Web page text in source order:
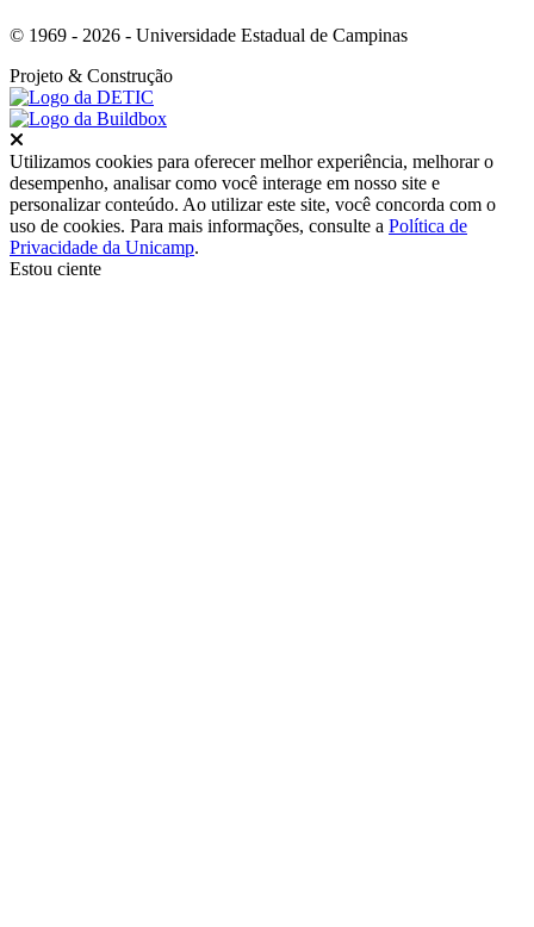
© 1969 - 2026 - Universidade Estadual de Campinas
Projeto & Construção
Utilizamos cookies para oferecer melhor experiência, melhorar o
desempenho, analisar como você interage em nosso site e
personalizar conteúdo. Ao utilizar este site, você concorda com o
uso de cookies. Para mais informações, consulte a Política de
Privacidade da Unicamp.
Estou ciente